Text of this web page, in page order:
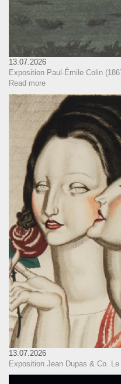
13.07.2026
Exposition Paul-Émile Colin
Read more
13.07.2026
Exposition Jean Dupas & Co.